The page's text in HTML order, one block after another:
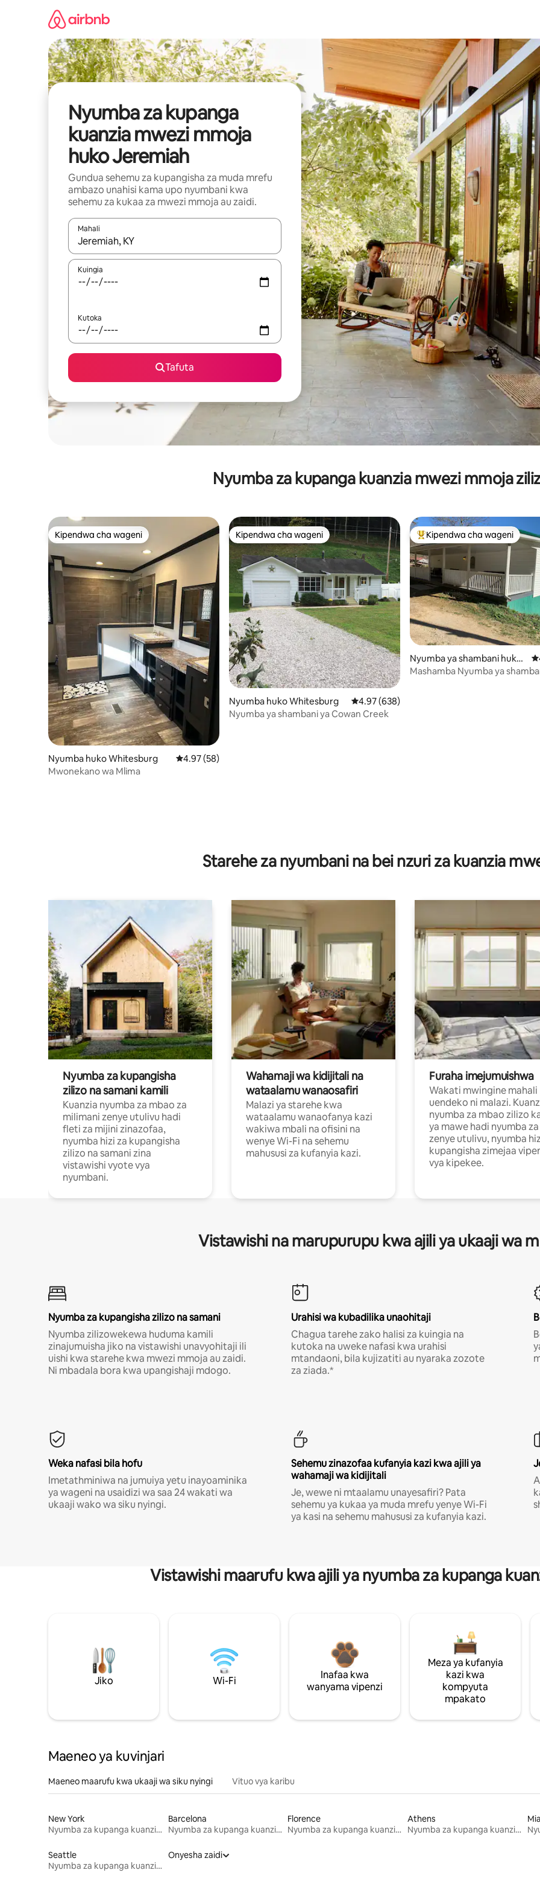
Nyumba za kupanga
kuanzia mwezi mmoja
huko Jeremiah
Gundua sehemu za kupangisha za muda mrefu
ambazo unahisi kama upo nyumbani kwa
sehemu za kukaa za mwezi mmoja au zaidi.
Mahali
Wakati matokeo yanapatikana, vinjari kwa kutumia vitufe vya vishale vya juu na chini au uchunguze kwa kugusa au
Kuingia
Kutoka
Tafuta
Nyumba za kupanga kuanzia mwezi mmoja
Kipendwa cha wageni
Kipendwa cha wageni
Nyumba huko Whitesburg Ukadiriaji wa wastani wa 4.97 kati ya 5, tathmini 58
4.97 (58)
Mwonekano wa Mlima
Kipendwa cha wageni
Kipendwa cha wageni
Nyumba huko Whitesburg Ukadiriaji wa wastani wa 4.97 kati ya 5,
4.97 (638)
Nyumba ya shambani ya Cowan Creek
Kipendwa maarufu cha wageni
Kipendwa cha wageni
Nyumba ya shambani huko
Cornettsville
Mashamba Nyumba ya
Starehe za nyumbani na bei nzuri za kuanzia
Nyumba za kupangisha
zilizo na samani kamili
Kuanzia nyumba za mbao za
milimani zenye utulivu hadi
fleti za mijini zinazofaa,
nyumba hizi za kupangisha
zilizo na samani zina
vistawishi vyote vya
nyumbani.
Wahamaji wa kidijitali na
wataalamu wanaosafiri
Malazi ya starehe kwa
wataalamu wanaofanya kazi
wakiwa mbali na ofisini na
wenye Wi-Fi na sehemu
mahususi za kufanyia kazi.
Furaha imejumuishwa
Wakati mwingine mahali
uendeko ni malazi.
nyumba za mbao zilizo
ya mawe hadi nyumba
zenye utulivu, nyumba
kupangisha zimejaa
vya kipekee.
Vistawishi na marupurupu kwa ajili ya ukaaji wa
Nyumba za kupangisha zilizo na samani
Nyumba zilizowekewa huduma kamili
zinajumuisha jiko na vistawishi unavyohitaji ili
uishi kwa starehe kwa mwezi mmoja au zaidi.
Ni mbadala bora kwa upangishaji mdogo.
Urahisi wa kubadilika unaohitaji
Chagua tarehe zako halisi za kuingia na
kutoka na uweke nafasi kwa urahisi
mtandaoni, bila kujizatiti au nyaraka zozote
za ziada.*
Weka nafasi bila hofu
Imetathminiwa na jumuiya yetu inayoaminika
ya wageni na usaidizi wa saa 24 wakati wa
ukaaji wako wa siku nyingi.
Sehemu zinazofaa kufanyia kazi kwa ajili ya
wahamaji wa kidijitali
Je, wewe ni mtaalamu unayesafiri? Pata
sehemu ya kukaa ya muda mrefu yenye Wi-Fi
ya kasi na sehemu mahususi za kufanyia kazi.
Vistawishi maarufu kwa ajili ya nyumba za kupanga
Jiko Wi-Fi
Inafaa kwa
wanyama vipenzi
Meza ya kufanyia
kazi kwa
kompyuta
mpakato
Maeneo ya kuvinjari
Maeneo maarufu kwa ukaaji wa siku nyingi Vituo vya karibu
New York
Nyumba za kupanga kuanzia mwezi mmoja
Barcelona
Nyumba za kupanga kuanzia mwezi mmoja
Florence
Nyumba za kupanga kuanzia mwezi mmoja
Athens
Nyumba za kupanga kuanzia mwezi mmoja
Seattle
Nyumba za kupanga kuanzia mwezi mmoja
Onyesha zaidi